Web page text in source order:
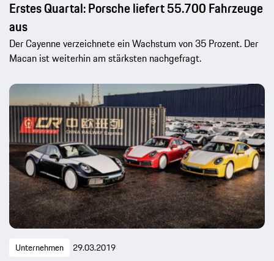
Erstes Quartal: Porsche liefert 55.700 Fahrzeuge
aus
Der Cayenne verzeichnete ein Wachstum von 35 Prozent. Der
Macan ist weiterhin am stärksten nachgefragt.
Unternehmen 29.03.2019